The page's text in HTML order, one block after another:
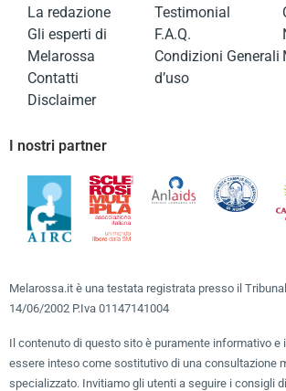
La redazione
Gli esperti di
Melarossa
Contatti
Disclaimer
Testimonial
F.A.Q.
Condizioni Generali
d’uso
I nostri partner
Melarossa.it è una testata registrata presso il
14/06/2002 P.Iva 01147141004
Il contenuto di questo sito è puramente informativo e
essere inteso come sostitutivo di una consultazione
specializzato. Invitiamo gli utenti a seguire i consigli